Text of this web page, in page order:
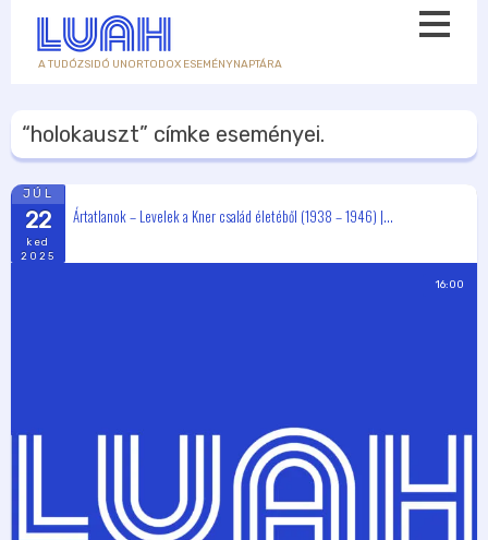
A TUDÓZSIDÓ UNORTODOX ESEMÉNYNAPTÁRA
“holokauszt” címke eseményei.
JÚL
22
ked
2025
Ártatlanok – Levelek a Kner család életéből (1938 – 1946) |...
16:00